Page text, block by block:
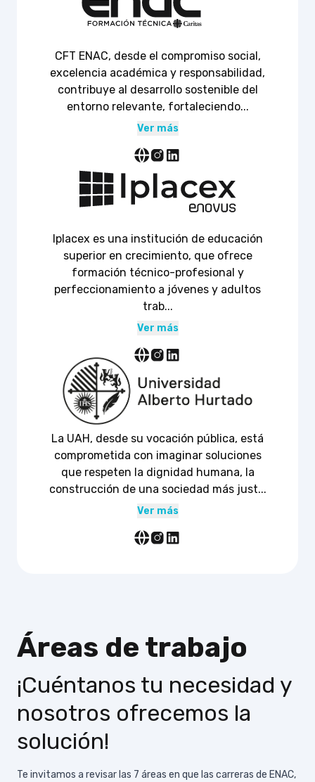
CFT ENAC, desde el compromiso social,
excelencia académica y responsabilidad,
contribuye al desarrollo sostenible del
entorno relevante, fortaleciendo...
Ver más
Iplacex es una institución de educación
superior en crecimiento, que ofrece
formación técnico-profesional y
perfeccionamiento a jóvenes y adultos
trab...
Ver más
La UAH, desde su vocación pública, está
comprometida con imaginar soluciones
que respeten la dignidad humana, la
construcción de una sociedad más just...
Ver más
Áreas de trabajo
¡Cuéntanos tu necesidad y
nosotros ofrecemos la
solución!
Te invitamos a revisar las 7 áreas en que las carreras de ENAC,